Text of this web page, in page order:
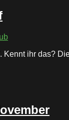
Kennt ihr das?